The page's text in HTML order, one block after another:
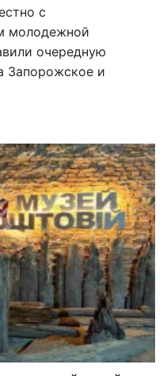
с
молодежной
очередную
Запорожское и